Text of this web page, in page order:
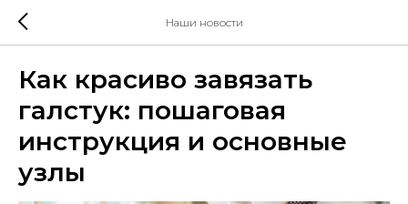
Наши новости
Как красиво завязать
галстук: пошаговая
инструкция и основные
узлы